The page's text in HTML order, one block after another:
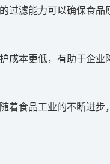
滤能力可以确保食
本更低，有助于企
食品工业的不断进